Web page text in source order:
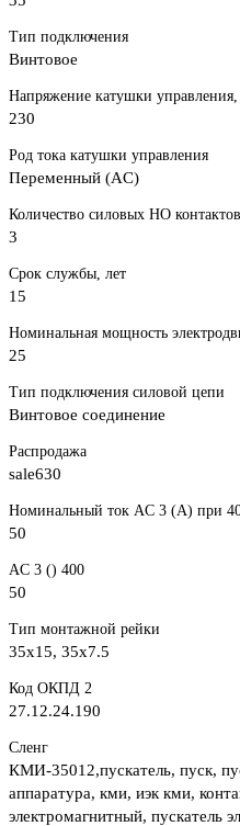
Тип подключения
Винтовое
Напряжение катушки
230
Род тока катушки управления
Переменный (AC)
Количество силовых НО контактов
3
Срок службы, лет
15
Номинальная мощность
25
Тип подключения силовой цепи
Винтовое соединение
Распродажа
sale630
Номинальный ток AC 3 (А) при
50
AC 3 () 400
50
Тип монтажной рейки
35x15, 35x7.5
Код ОКПД 2
27.12.24.190
Сленг
КМИ-35012,пускатель, пуск,
аппаратура, кми, иэк кми,
электромагнитный, пускатель